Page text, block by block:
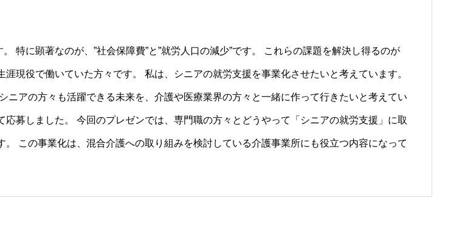
特に顕著なのが、”社会保障費”と”就労人口の減少”です。 これらの課題を解決し得るのが
現役で働いていた方々です。 私は、シニアの就労支援を事業化させたいと考えています。
ニアの方々も活躍できる未来を、介護や医療業界の方々と一緒に作って行きたいと考えてい
募しました。 今回のプレゼンでは、専門職の方々とどうやって「シニアの就労支援」に取
この事業化は、混合介護への取り組みを検討している介護事業所にも役立つ内容になって